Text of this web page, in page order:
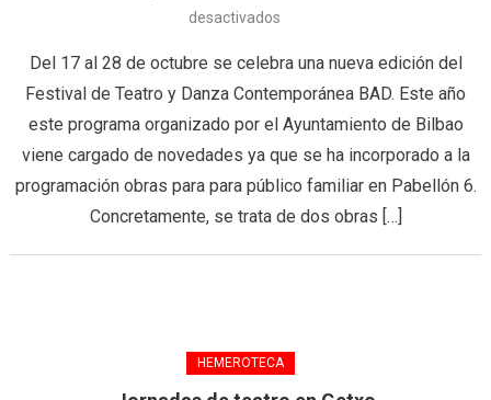
desactivados
Del 17 al 28 de octubre se celebra una nueva edición del
Festival de Teatro y Danza Contemporánea BAD. Este año
este programa organizado por el Ayuntamiento de Bilbao
viene cargado de novedades ya que se ha incorporado a la
programación obras para para público familiar en Pabellón 6.
Concretamente, se trata de dos obras […]
HEMEROTECA